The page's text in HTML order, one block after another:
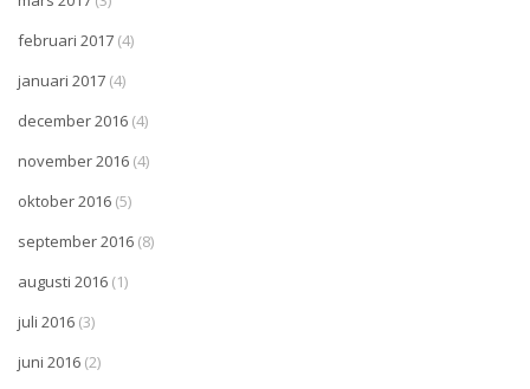
februari 2017 (4)
januari 2017 (4)
december 2016 (4)
november 2016 (4)
oktober 2016 (5)
september 2016 (8)
augusti 2016 (1)
juli 2016 (3)
juni 2016 (2)